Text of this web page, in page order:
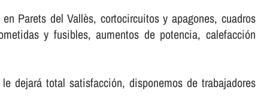
Parets del Vallès, cortocircuitos y apagones, cuadros
y fusibles, aumentos de potencia, calefacción
dejará total satisfacción, disponemos de trabajadores